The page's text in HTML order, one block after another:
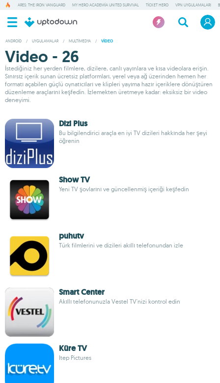
ARES: THE IRON VANGUARD MY HERO ACADEMIA UNITED SURVIVAL TICKET HERO VPN UYGULAMALARI
ANDROID / UYGULAMALAR / MULTIMEDYA / VIDEO
Video - 26
İstediğiniz her yerden filmlere, dizilere, canlı yayınlara ve kısa videolara erişin.
Sınırsız içerik sunan ücretsiz platformları, yerel veya ağ üzerinden hemen her
formatı açabilen güçlü oynatıcıları ve klipleri yayıma hazır içeriklere dönüştüren
düzenleme araçlarını keşfedin. İzlemekten üretmeye kadar: eksiksiz bir video
deneyimi.
Dizi Plus
Bu bilgilendirici araçla en iyi TV dizileri hakkında her şeyi
öğrenin
Show TV
Yeni TV şovlarını ve güncellenmiş içeriği keşfedin
puhutv
Türk filmlerini ve dizileri akıllı telefonundan izle
Smart Center
Akıllı telefonunuzla Vestel TV'nizi kontrol edin
Küre TV
Itep Pictures